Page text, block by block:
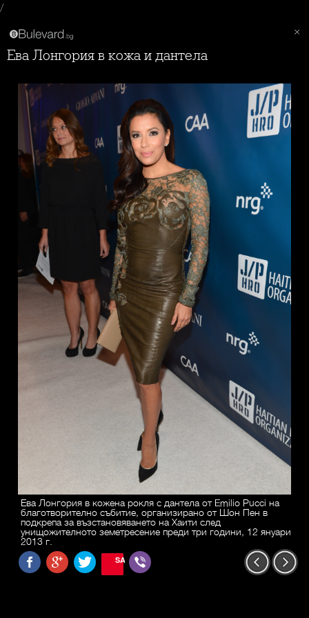
/
Ева Лонгория в кожа и дантела
Ева Лонгория в кожена рокля с дантела от Emilio Pucci на
благотворително събитие, организирано от Шон Пен в
подкрепа за възстановяването на Хаити след
унищожителното земетресение преди три години, 12 януари
2013 г.
SAVE